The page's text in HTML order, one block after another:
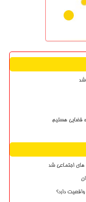
قضایی هستیم
های اجتماعی شد
دارد؟